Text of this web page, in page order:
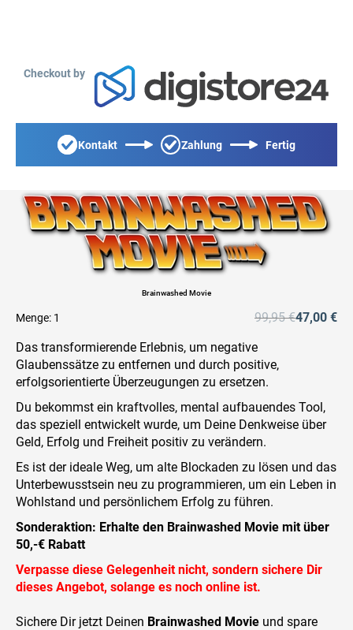
Checkout by
Kontakt Zahlung Fertig
Brainwashed Movie
Menge: 1 99,95 €47,00 €
Das transformierende Erlebnis, um negative
Glaubenssätze zu entfernen und durch positive,
erfolgsorientierte Überzeugungen zu ersetzen.
Du bekommst ein kraftvolles, mental aufbauendes Tool,
das speziell entwickelt wurde, um Deine Denkweise über
Geld, Erfolg und Freiheit positiv zu verändern.
Es ist der ideale Weg, um alte Blockaden zu lösen und das
Unterbewusstsein neu zu programmieren, um ein Leben in
Wohlstand und persönlichem Erfolg zu führen.
Sonderaktion: Erhalte den Brainwashed Movie mit über
50,-€ Rabatt
Verpasse diese Gelegenheit nicht, sondern sichere Dir
dieses Angebot, solange es noch online ist.
Sichere Dir jetzt Deinen Brainwashed Movie und spare